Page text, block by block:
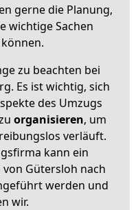
gerne die Planung,
wichtige Sachen
zu beachten bei
Es ist wichtig, sich
des Umzugs
organisieren, um
verläuft.
kann ein
Gütersloh nach
werden und
wir.